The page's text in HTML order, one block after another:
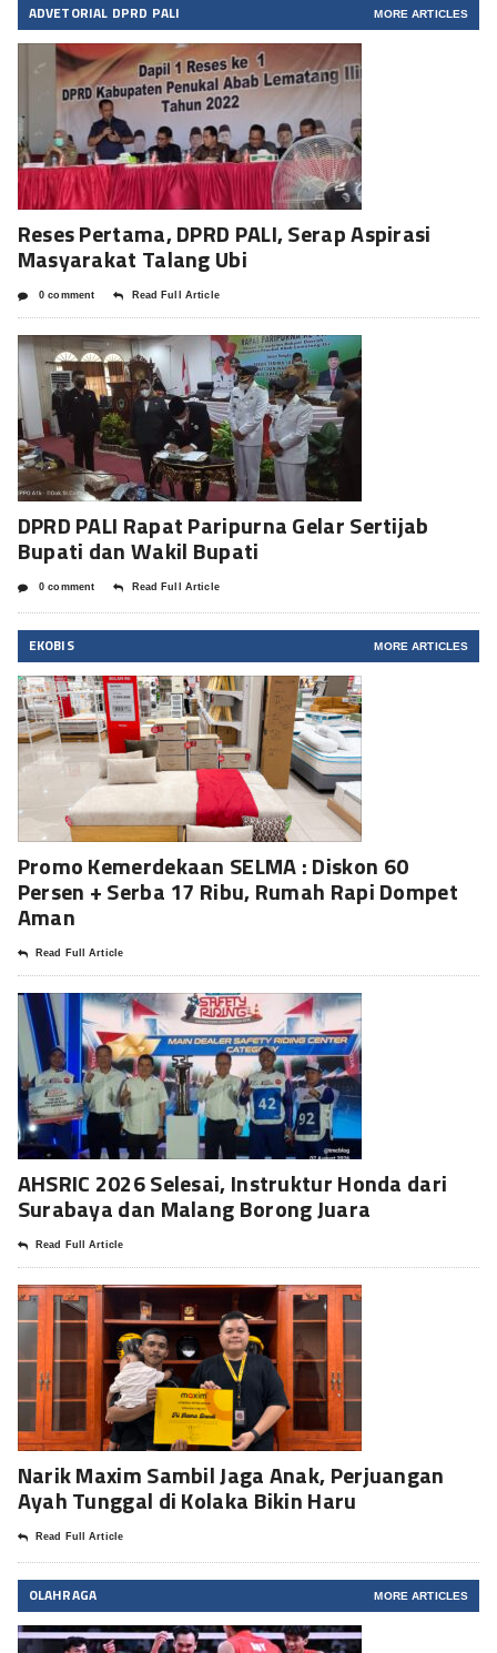
ADVETORIAL DPRD PALI MORE ARTICLES
Reses Pertama, DPRD PALI, Serap Aspirasi
Masyarakat Talang Ubi
0 comment Read Full Article
DPRD PALI Rapat Paripurna Gelar Sertijab
Bupati dan Wakil Bupati
0 comment Read Full Article
EKOBIS MORE ARTICLES
Promo Kemerdekaan SELMA : Diskon 60
Persen + Serba 17 Ribu, Rumah Rapi Dompet
Aman
Read Full Article
AHSRIC 2026 Selesai, Instruktur Honda dari
Surabaya dan Malang Borong Juara
Read Full Article
Narik Maxim Sambil Jaga Anak, Perjuangan
Ayah Tunggal di Kolaka Bikin Haru
Read Full Article
OLAHRAGA MORE ARTICLES